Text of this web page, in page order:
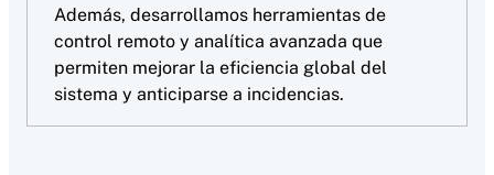
Además, desarrollamos herramientas de
control remoto y analítica avanzada que
permiten mejorar la eficiencia global del
sistema y anticiparse a incidencias.